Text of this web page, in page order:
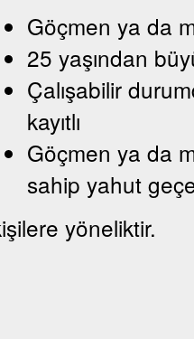
Göçmen ya da
25 yaşından
Çalışabilir
kayıtlı
Göçmen ya da
sahip yahut
yöneliktir.